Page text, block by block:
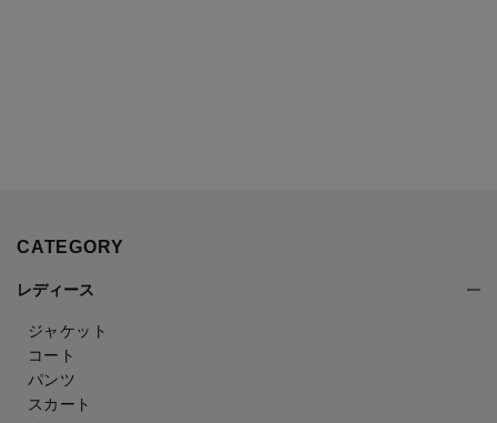
CATEGORY
レディース
ジャケット
コート
パンツ
スカート